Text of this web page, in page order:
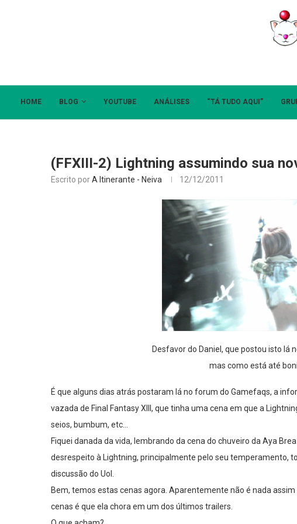
HOME BLOG YOUTUBE ANÁLISES “TÁ TUDO AQUI”
(FFXIII-2) Lightning assumindo sua
Escrito porA Itinerante - Neiva 12/12/2011
Desfavor do Daniel, que postou isto lá
mas como está até
É que alguns dias atrás postaram lá no forum do Gamefaqs, a
vazada de Final Fantasy XIII, que tinha uma cena em que a
seios, bumbum, etc…
Fiquei danada da vida, lembrando da cena do chuveiro da Aya
desrespeito à Lightning, principalmente pelo seu temperamento,
discussão do Uol.
Bem, temos estas cenas agora. Aparentemente não é nada
cenas é que ela chora em um dos últimos trailers.